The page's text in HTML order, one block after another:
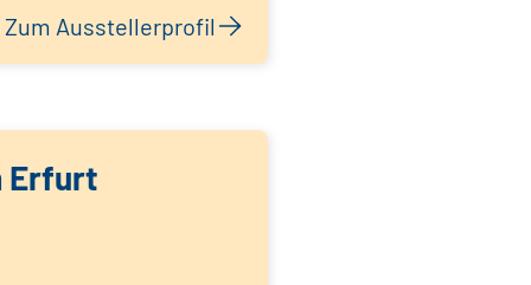
Zum Ausstellerprofil
Erfurt